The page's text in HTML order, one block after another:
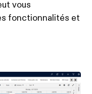
vous
fonctionnalités et